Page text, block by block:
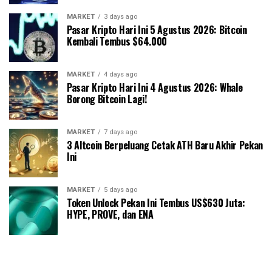
MARKET 3 days ago
Pasar Kripto Hari Ini 5 Agustus 2026: Bitcoin
Kembali Tembus $64.000
MARKET 4 days ago
Pasar Kripto Hari Ini 4 Agustus 2026: Whale
Borong Bitcoin Lagi!
MARKET 7 days ago
3 Altcoin Berpeluang Cetak ATH Baru Akhir Pekan
Ini
MARKET 5 days ago
Token Unlock Pekan Ini Tembus US$630 Juta:
HYPE, PROVE, dan ENA